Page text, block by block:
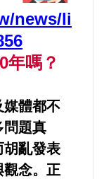
news/li
年嗎？
媒體都不
問題真
胡亂發表
觀念。正